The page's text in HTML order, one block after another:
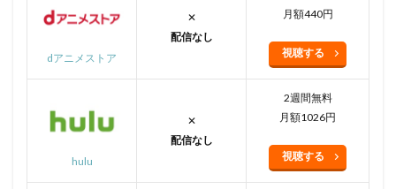
dアニメストア
✕
配信なし
月額440円
視聴する
hulu
✕
配信なし
2週間無料
月額1026円
視聴する